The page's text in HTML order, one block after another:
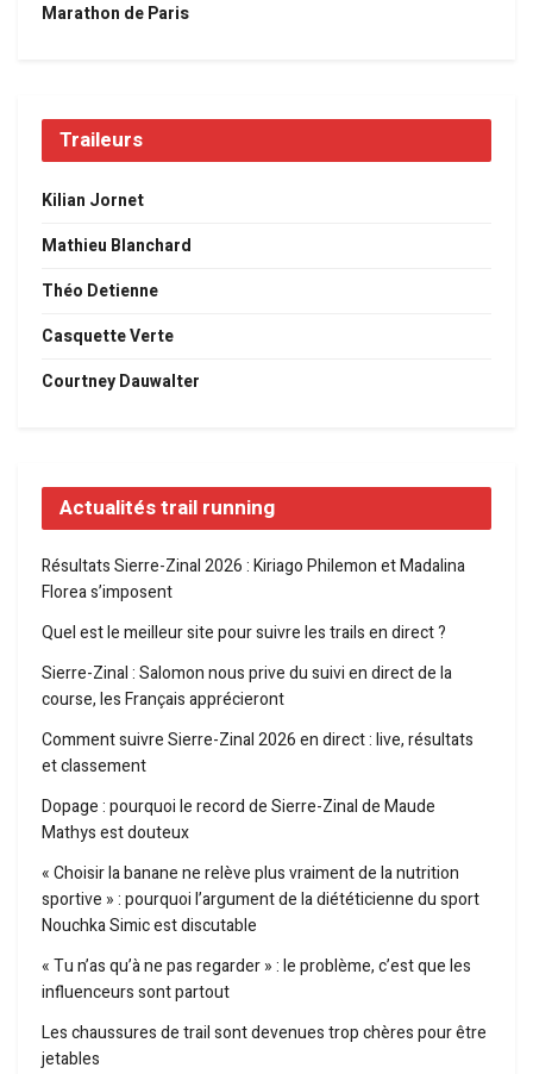
Marathon de Paris
Traileurs
Kilian Jornet
Mathieu Blanchard
Théo Detienne
Casquette Verte
Courtney Dauwalter
Actualités trail running
Résultats Sierre-Zinal 2026 : Kiriago Philemon et Madalina
Florea s’imposent
Quel est le meilleur site pour suivre les trails en direct ?
Sierre-Zinal : Salomon nous prive du suivi en direct de la
course, les Français apprécieront
Comment suivre Sierre-Zinal 2026 en direct : live, résultats
et classement
Dopage : pourquoi le record de Sierre-Zinal de Maude
Mathys est douteux
« Choisir la banane ne relève plus vraiment de la nutrition
sportive » : pourquoi l’argument de la diététicienne du sport
Nouchka Simic est discutable
« Tu n’as qu’à ne pas regarder » : le problème, c’est que les
influenceurs sont partout
Les chaussures de trail sont devenues trop chères pour être
jetables